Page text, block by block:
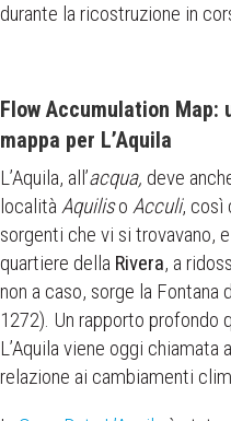
durante la ricostruzione in
Flow Accumulation Map:
mappa per L’Aquila
L’Aquila, all’acqua, deve
località Aquiliso Acculi, così
sorgenti che vi si trovavano,
quartiere della Rivera, a
non a caso, sorge la Fontana
1272). Un rapporto profondo
L’Aquila viene oggi chiamata a
relazione ai cambiamenti